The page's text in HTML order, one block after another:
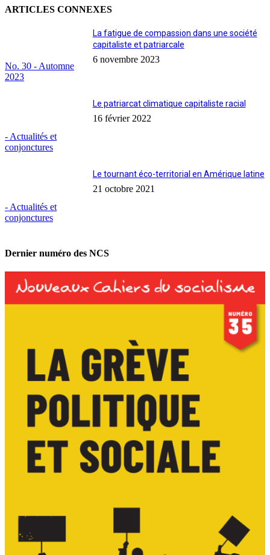
ARTICLES CONNEXES
No. 30 - Automne
2023
La fatigue de compassion dans une société
capitaliste et patriarcale
6 novembre 2023
- Actualités et
conjonctures
Le patriarcat climatique capitaliste racial
16 février 2022
- Actualités et
conjonctures
Le tournant éco-territorial en Amérique latine
21 octobre 2021
Dernier numéro des NCS